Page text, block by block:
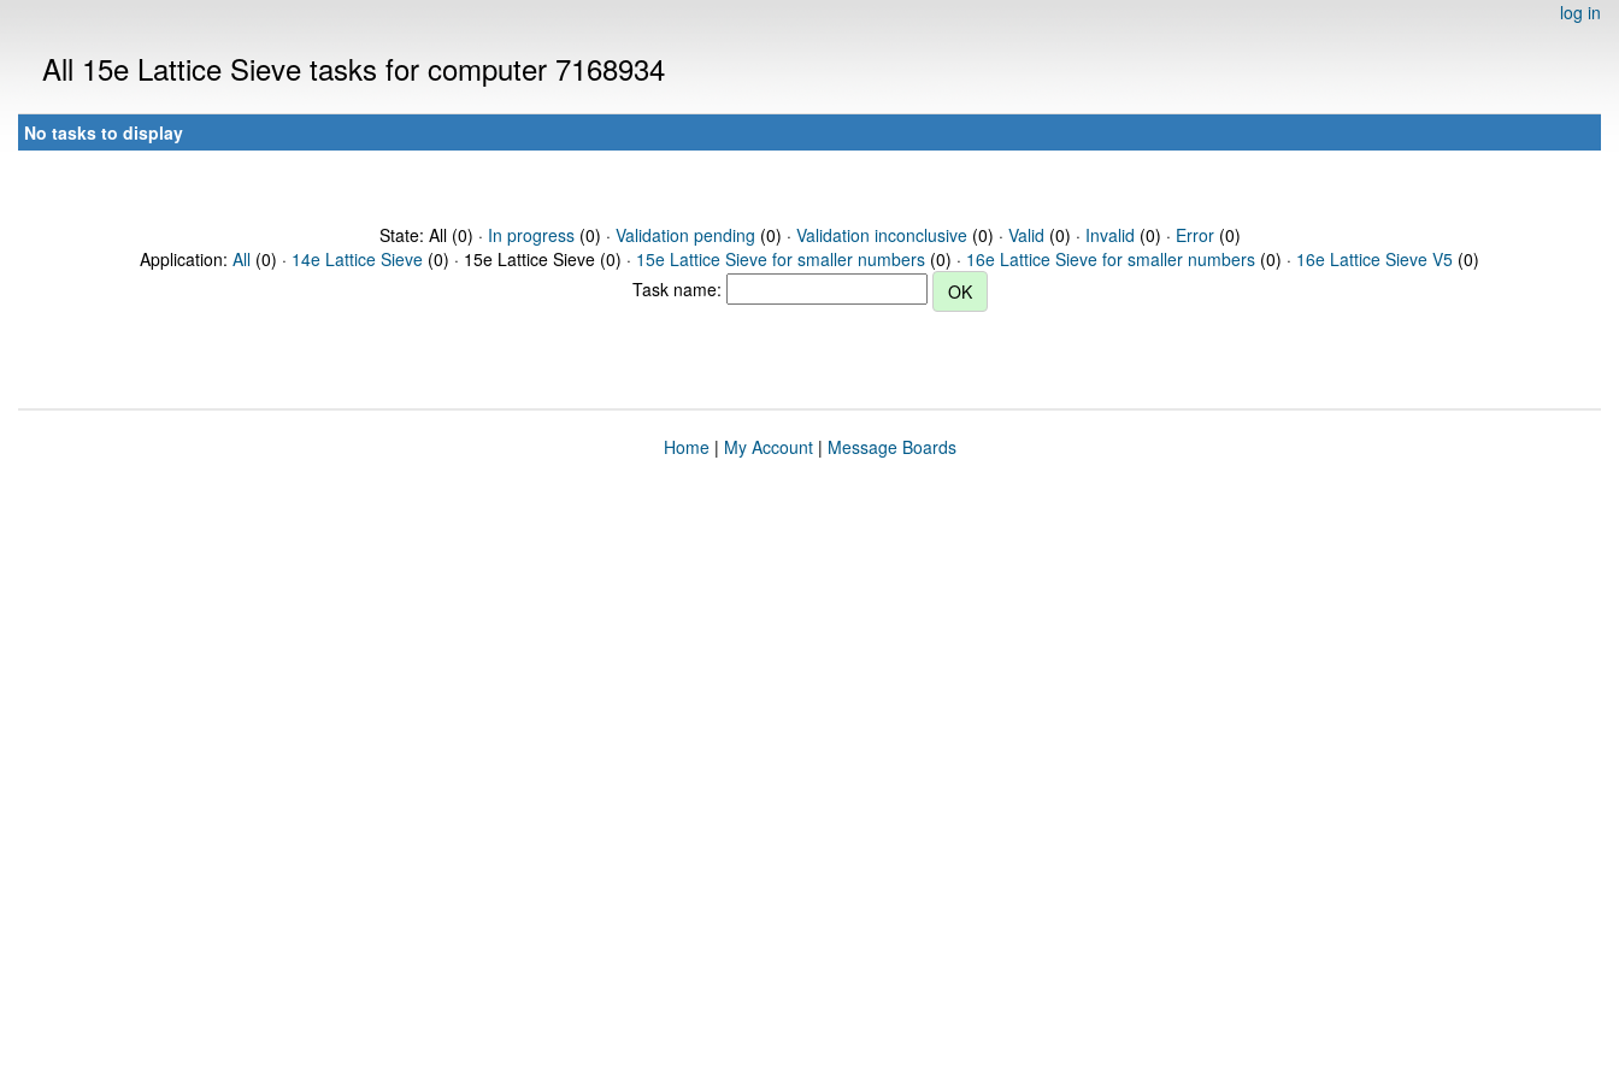
log in
All 15e Lattice Sieve tasks for computer 7168934
No tasks to display
State: All (0) · In progress(0) · Validation pending (0) · Validation inconclusive(0) · Valid (0) · Invalid (0) · Error(0)
Application: All (0) · 14e Lattice Sieve (0) · 15e Lattice Sieve (0) · 15e Lattice Sieve for smaller numbers (0) · 16e Lattice Sieve for smaller numbers (0) · 16e Lattice Sieve V5 (0)
Task name:
Home| My Account| Message Boards